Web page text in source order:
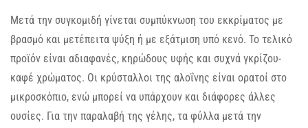
Μετά την συγκομιδή γίνεται συμπύκνωση του εκκρίματος με
βρασμό και μετέπειτα ψύξη ή με εξάτμιση υπό κενό. Το τελικό
προϊόν είναι αδιαφανές, κηρώδους υφής και συχνά γκρίζου-
καφέ χρώματος. Οι κρύσταλλοι της αλοΐνης είναι ορατοί στο
μικροσκόπιο, ενώ μπορεί να υπάρχουν και διάφορες άλλες
ουσίες. Για την παραλαβή της γέλης, τα φύλλα μετά την